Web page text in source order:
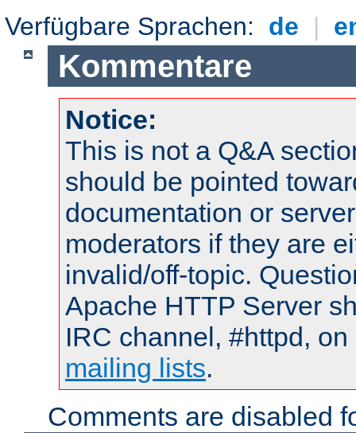
Verfügbare Sprachen: de |
Kommentare
Notice:
This is not a Q&A
should be pointed
documentation or
moderators if they are
invalid/off-topic.
Apache HTTP Server
IRC channel, #httpd,
mailing lists.
Comments are disabled